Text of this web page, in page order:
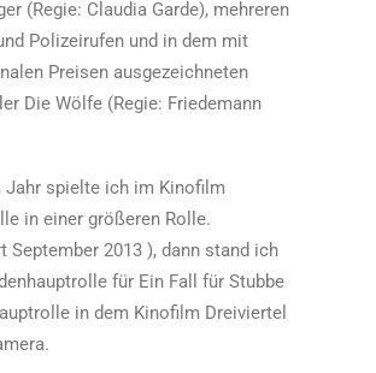
(Regie: Claudia Garde), mehreren
Polizeirufen und in dem mit
Preisen ausgezeichneten
Die Wölfe (Regie: Friedemann
Jahr spielte ich im Kinofilm
in einer größeren Rolle.
September 2013 ), dann stand ich
für Ein Fall für Stubbe
in dem Kinofilm Dreiviertel